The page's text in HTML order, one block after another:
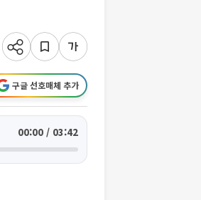
구글 선호매체 추가
00:00 / 03:42